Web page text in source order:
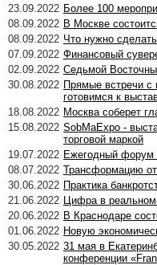
23.09.2022 Более 100
08.09.2022 В Москве
08.09.2022 Что нужно
07.09.2022 Финансовый
02.09.2022 Седьмой
30.08.2022 Прямые встречи с
готовимся к
18.08.2022 Москва соберет
15.08.2022 SobMaExpo -
торговой маркой
19.07.2022 Ежегодный форум
08.07.2022 Трансформацию
30.06.2022 Практика
21.06.2022 Цифра в реальном
20.06.2022 В Краснодаре
01.06.2022 Новую
30.05.2022 31 мая в
конференции